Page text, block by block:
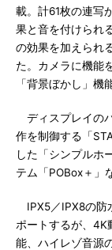
載。計61枚の連写
果と音を付けられ
の効果を加えられ
た。カメラに機能
「背景ぼかし」機
ディスプレイの
作を制御する「
した「シンプルホ
テム「POBox＋」
IPX5／IPX8の防
ポートするが、4K
能、ハイレゾ音源